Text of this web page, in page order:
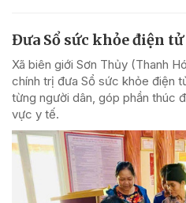
Đưa Sổ sức khỏe điện
Xã biên giới Sơn Thủy (Thanh
chính trị đưa Sổ sức khỏe điện
từng người dân, góp phần thúc
vực y tế.